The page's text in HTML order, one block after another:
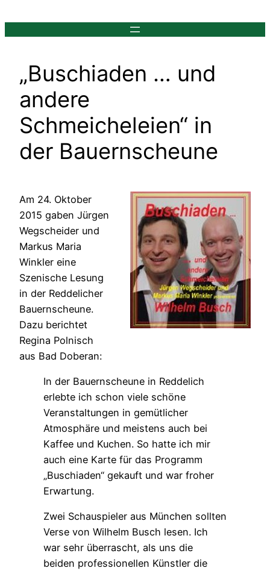
„Buschiaden … und
andere
Schmeicheleien“ in
der Bauernscheune
Am 24. Oktober
2015 gaben Jürgen
Wegscheider und
Markus Maria
Winkler eine
Szenische Lesung
in der Reddelicher
Bauernscheune.
Dazu berichtet
Regina Polnisch
aus Bad Doberan:
In der Bauernscheune in Reddelich
erlebte ich schon viele schöne
Veranstaltungen in gemütlicher
Atmosphäre und meistens auch bei
Kaffee und Kuchen. So hatte ich mir
auch eine Karte für das Programm
„Buschiaden“ gekauft und war froher
Erwartung.
Zwei Schauspieler aus München sollten
Verse von Wilhelm Busch lesen. Ich
war sehr überrascht, als uns die
beiden professionellen Künstler die